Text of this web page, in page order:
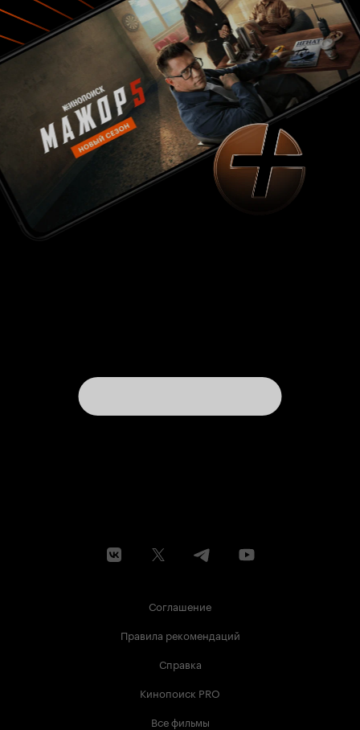
Соглашение
Правила рекомендаций
Справка
Кинопоиск PRO
Все фильмы